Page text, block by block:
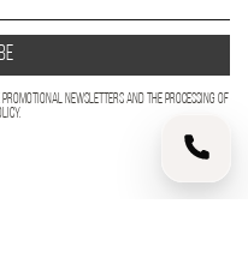
promotional newsletters and the processing of